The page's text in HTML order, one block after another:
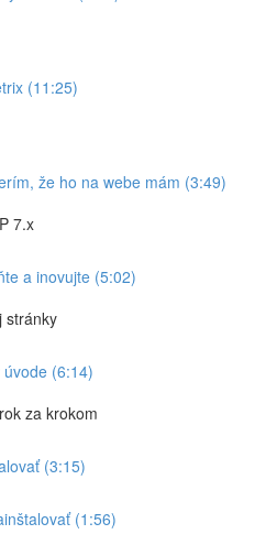
(11:25)
že ho na webe mám (3:49)
7.x
a inovujte (5:02)
stránky
(6:14)
za krokom
(3:15)
(1:56)